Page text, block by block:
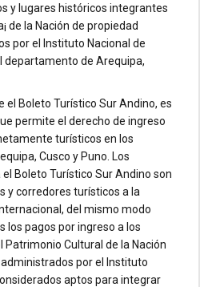
y lugares históricos integrantes
de la Nación de propiedad
por el Instituto Nacional de
departamento de Arequipa,
el Boleto Turístico Sur Andino, es
permite el derecho de ingreso
turísticos en los
Cusco y Puno. Los
Boleto Turístico Sur Andino son
y corredores turísticos a la
del mismo modo
los pagos por ingreso a los
Patrimonio Cultural de la Nación
por el Instituto
aptos para integrar